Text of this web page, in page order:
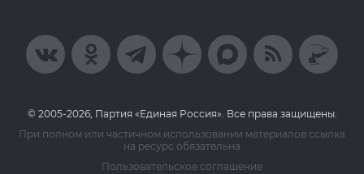
© 2005-2026, Партия «Единая Россия». Все права защищены.
При полном или частичном использовании материалов ссылка
на ресурс обязательна
Пользовательское соглашение